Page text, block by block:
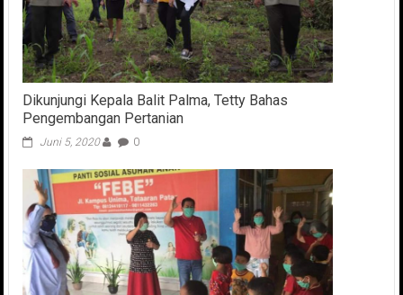
Dikunjungi Kepala Balit Palma, Tetty Bahas
Pengembangan Pertanian
Juni 5, 2020 0